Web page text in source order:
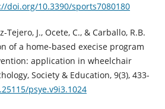
doi.org/10.3390/sports7080180
Tejero, J., Ocete, C., & Carballo, R.B.
of a home-based execise program
application in wheelchair
Society & Education, 9(3), 433-
psye.v9i3.1024